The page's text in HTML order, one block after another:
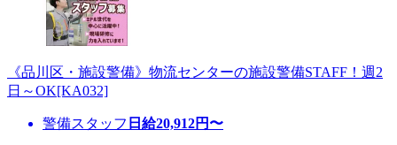
《品川区・施設警備》物流センターの施設警備STAFF！週2
日～OK[KA032]
警備スタッフ 日給20,912円〜